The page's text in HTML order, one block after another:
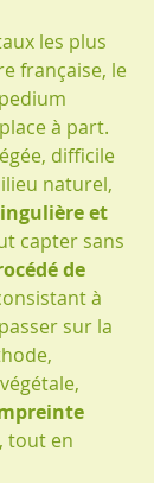
les plus
française, le
à part.
difficile
naturel,
et
capter sans
de
à
sur la
tout en